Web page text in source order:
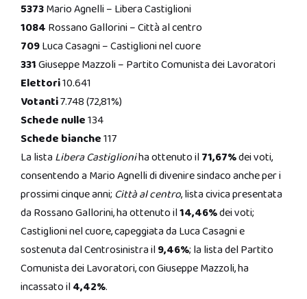
5373Mario Agnelli – Libera Castiglioni
1084 Rossano Gallorini – Città al centro
709Luca Casagni – Castiglioni nel cuore
331Giuseppe Mazzoli – Partito Comunista dei Lavoratori
Elettori10.641
Votanti7.748 (72,81%)
Schede nulle134
Schede bianche117
La lista Libera Castiglioniha ottenuto il 71,67%dei voti,
consentendo a Mario Agnelli di divenire sindaco anche per i
prossimi cinque anni; Città al centro, lista civica presentata
da Rossano Gallorini, ha ottenuto il14,46%dei voti;
Castiglioni nel cuore, capeggiata da Luca Casagni e
sostenuta dal Centrosinistra il 9,46%; la lista del Partito
Comunista dei Lavoratori, con Giuseppe Mazzoli, ha
incassato il 4,42%.